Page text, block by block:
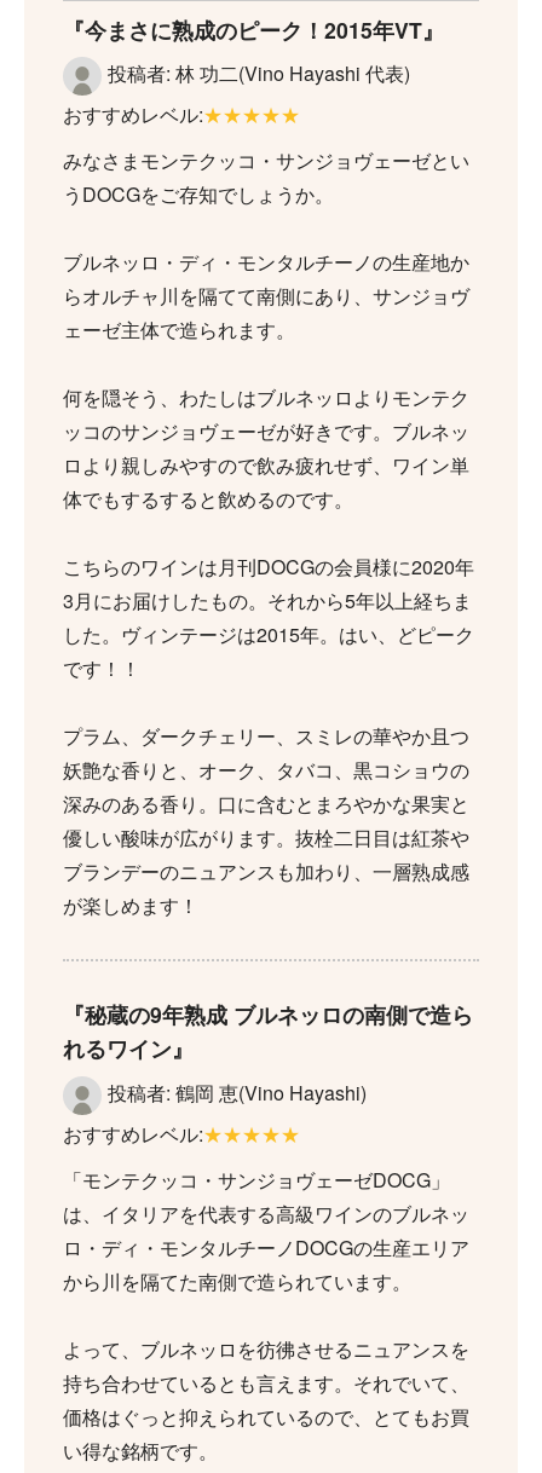
今まさに熟成のピーク！2015年VT
投稿者: 林 功二(Vino Hayashi 代表)
おすすめレベル:★★★★★
みなさまモンテクッコ・サンジョヴェーゼとい
うDOCGをご存知でしょうか。
ブルネッロ・ディ・モンタルチーノの生産地か
らオルチャ川を隔てて南側にあり、サンジョヴ
ェーゼ主体で造られます。
何を隠そう、わたしはブルネッロよりモンテク
ッコのサンジョヴェーゼが好きです。ブルネッ
ロより親しみやすので飲み疲れせず、ワイン単
体でもするすると飲めるのです。
こちらのワインは月刊DOCGの会員様に2020年
3月にお届けしたもの。それから5年以上経ちま
した。ヴィンテージは2015年。はい、どピーク
です！！
プラム、ダークチェリー、スミレの華やか且つ
妖艶な香りと、オーク、タバコ、黒コショウの
深みのある香り。口に含むとまろやかな果実と
優しい酸味が広がります。抜栓二日目は紅茶や
ブランデーのニュアンスも加わり、一層熟成感
が楽しめます！
秘蔵の9年熟成 ブルネッロの南側で造ら
れるワイン
投稿者: 鶴岡 恵(Vino Hayashi)
おすすめレベル:★★★★★
「モンテクッコ・サンジョヴェーゼDOCG」
は、イタリアを代表する高級ワインのブルネッ
ロ・ディ・モンタルチーノDOCGの生産エリア
から川を隔てた南側で造られています。
よって、ブルネッロを彷彿させるニュアンスを
持ち合わせているとも言えます。それでいて、
価格はぐっと抑えられているので、とてもお買
い得な銘柄です。